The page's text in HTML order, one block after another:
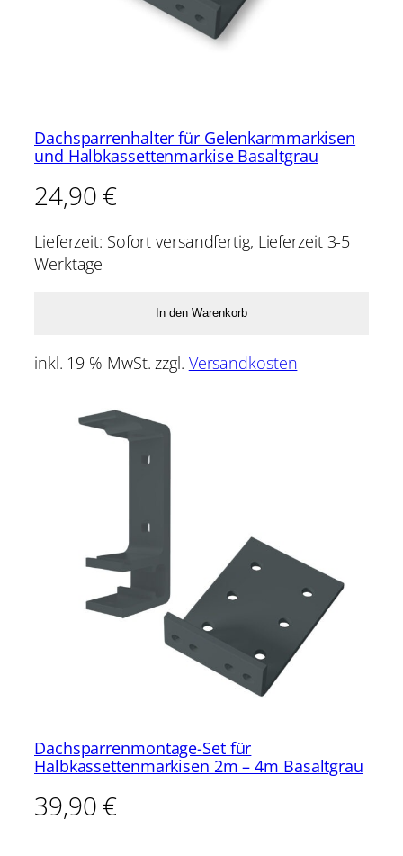
Dachsparrenhalter für Gelenkarmmarkisen
und Halbkassettenmarkise Basaltgrau
24,90 €
Lieferzeit: Sofort versandfertig, Lieferzeit 3-5
Werktage
In den Warenkorb
inkl. 19 % MwSt. zzgl. Versandkosten
Dachsparrenmontage-Set für
Halbkassettenmarkisen 2m – 4m Basaltgrau
39,90 €